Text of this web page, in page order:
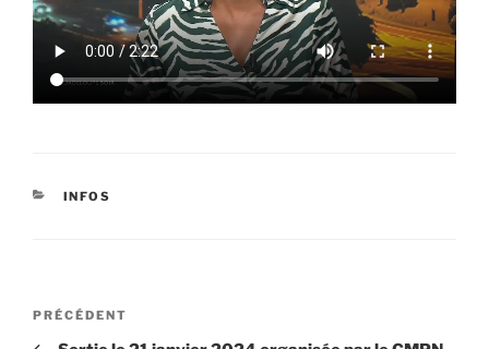
CATÉGORIES
INFOS
Navigation
Article
précédent
PRÉCÉDENT